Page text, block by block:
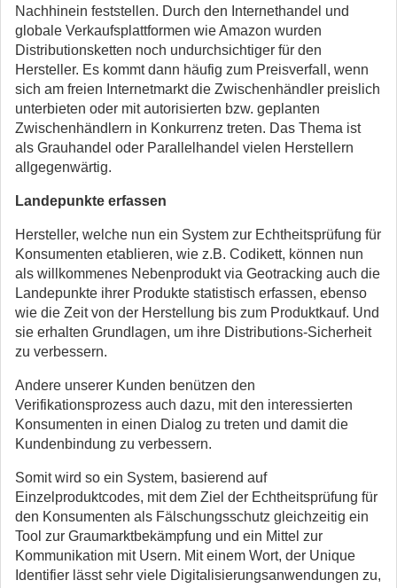
Nachhinein feststellen. Durch den Internethandel und
globale Verkaufsplattformen wie Amazon wurden
Distributionsketten noch undurchsichtiger für den
Hersteller. Es kommt dann häufig zum Preisverfall, wenn
sich am freien Internetmarkt die Zwischenhändler preislich
unterbieten oder mit autorisierten bzw. geplanten
Zwischenhändlern in Konkurrenz treten. Das Thema ist
als Grauhandel oder Parallelhandel vielen Herstellern
allgegenwärtig.
Landepunkte erfassen
Hersteller, welche nun ein System zur Echtheitsprüfung für
Konsumenten etablieren, wie z.B. Codikett, können nun
als willkommenes Nebenprodukt via Geotracking auch die
Landepunkte ihrer Produkte statistisch erfassen, ebenso
wie die Zeit von der Herstellung bis zum Produktkauf. Und
sie erhalten Grundlagen, um ihre Distributions-Sicherheit
zu verbessern.
Andere unserer Kunden benützen den
Verifikationsprozess auch dazu, mit den interessierten
Konsumenten in einen Dialog zu treten und damit die
Kundenbindung zu verbessern.
Somit wird so ein System, basierend auf
Einzelproduktcodes, mit dem Ziel der Echtheitsprüfung für
den Konsumenten als Fälschungsschutz gleichzeitig ein
Tool zur Graumarktbekämpfung und ein Mittel zur
Kommunikation mit Usern. Mit einem Wort, der Unique
Identifier lässt sehr viele Digitalisierungsanwendungen zu,